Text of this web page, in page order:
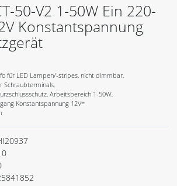
50-V2 1-50W Ein 220-
Konstantspannung
für LED Lampen/-stripes, nicht dimmbar,
Schraubterminals,
Arbeitsbereich 1-50W,
Konstantspannung 12V=